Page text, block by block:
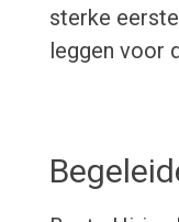
sterke
leggen voor